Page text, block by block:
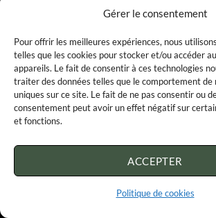
Gérer le consentement
Pour offrir les meilleures expériences, nous
telles que les cookies pour stocker et/ou accéder
appareils. Le fait de consentir à ces technologies
traiter des données telles que le comportement de
uniques sur ce site. Le fait de ne pas consentir ou
consentement peut avoir un effet négatif sur
et fonctions.
ACCEPTER
Politique de cookies